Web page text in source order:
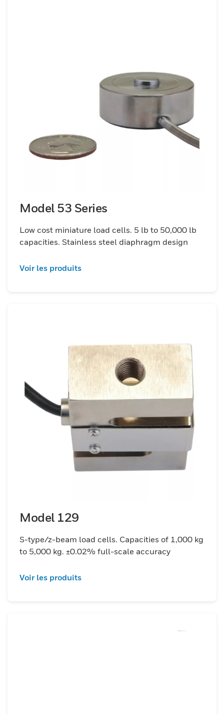
Model 53 Series
Low cost miniature load cells. 5 lb to 50,000 lb
capacities. Stainless steel diaphragm design
Voir les produits
Model 129
S-type/z-beam load cells. Capacities of 1,000 kg
to 5,000 kg. ±0.02% full-scale accuracy
Voir les produits